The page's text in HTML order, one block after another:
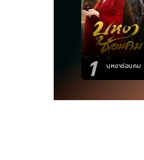
1 บุหงาซ่อนคม